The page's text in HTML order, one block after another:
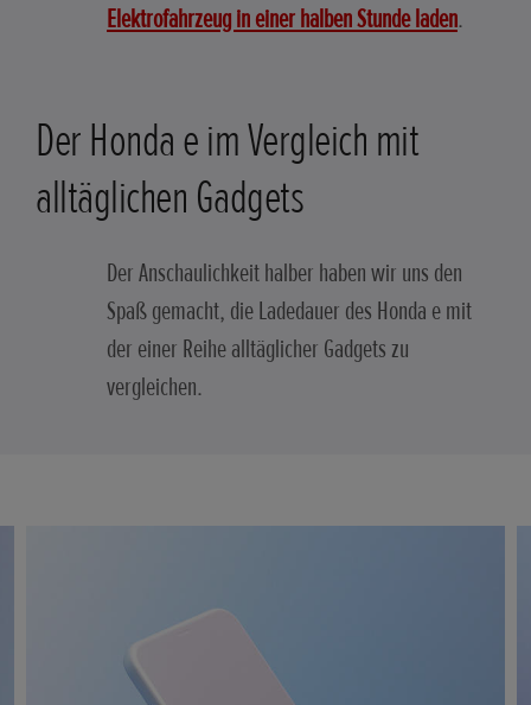
Elektrofahrzeug in einer halben Stunde laden.
Der Honda e im Vergleich mit
alltäglichen Gadgets
Der Anschaulichkeit halber haben wir uns den
Spaß gemacht, die Ladedauer des Honda e mit
der einer Reihe alltäglicher Gadgets zu
vergleichen.